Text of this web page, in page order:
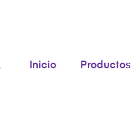
Inicio Productos